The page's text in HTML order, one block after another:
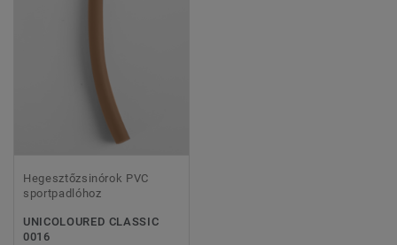
Hegesztőzsinórok PVC
sportpadlóhoz
UNICOLOURED CLASSIC
0016